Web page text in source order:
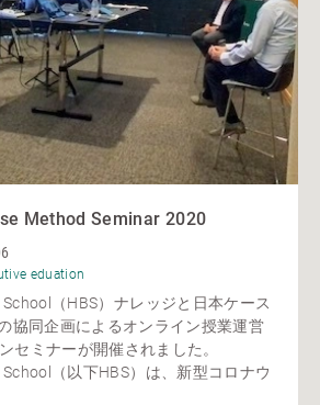
Method Seminar 2020
eduation
（HBS）ナレッジと日本ケース
協同企画によるオンライン授業運営
セミナーが開催されました。
（以下HBS）は、新型コロナウ